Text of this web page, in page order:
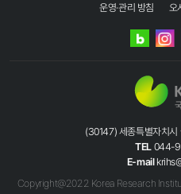
운영·관리 방침
오
네이버
(30147) 세종특별자치시
TEL 044-
E-mail
Copyright@2022 Korea Research